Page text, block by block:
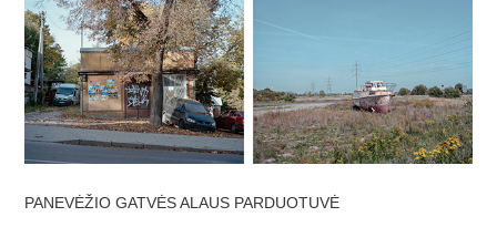
PANEVĖŽIO GATVĖS ALAUS PARDUOTUVĖ